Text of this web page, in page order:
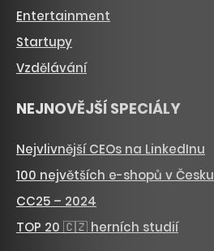
Entertainment
Startupy
Vzdělávání
NEJNOVĚJŠÍ SPECIÁLY
Nejvlivnější CEOs na LinkedInu
100 největších e-shopů v Česku
CC25 – 2024
TOP 20 🇨🇿 herních studií